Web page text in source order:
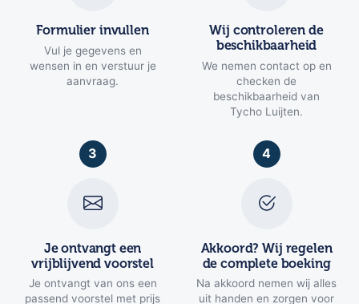
Formulier invullen
Vul je gegevens en
wensen in en verstuur je
aanvraag.
Wij controleren de
beschikbaarheid
We nemen contact op en
checken de
beschikbaarheid van
Tycho Luijten.
3
Je ontvangt een
vrijblijvend voorstel
Je ontvangt van ons een
passend voorstel met prijs
4
Akkoord? Wij regelen
de complete boeking
Na akkoord nemen wij alles
uit handen en zorgen voor